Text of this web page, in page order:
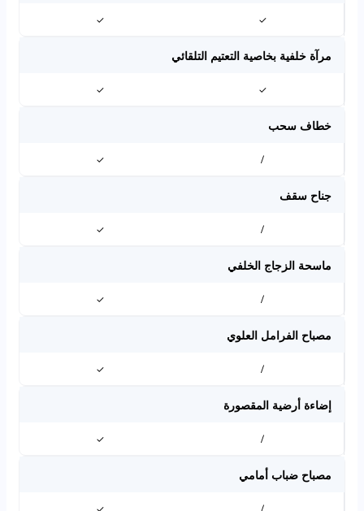
✓
✓
مرآة خلفية بخاصية التعتيم التلقائي
✓
✓
خطاف سحب
/
✓
جناح سقف
/
✓
ماسحة الزجاج الخلفي
/
✓
مصباح الفرامل العلوي
/
✓
إضاءة أرضية المقصورة
/
✓
مصباح ضباب أمامي